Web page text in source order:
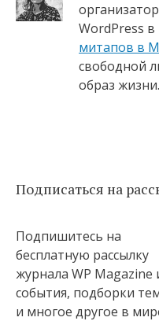
WordPress в
митапов в
свободной
образ жизни.
Подписаться на
Подпишитесь на
бесплатную рассылку
журнала WP Magazine
события, подборки
и многое другое в